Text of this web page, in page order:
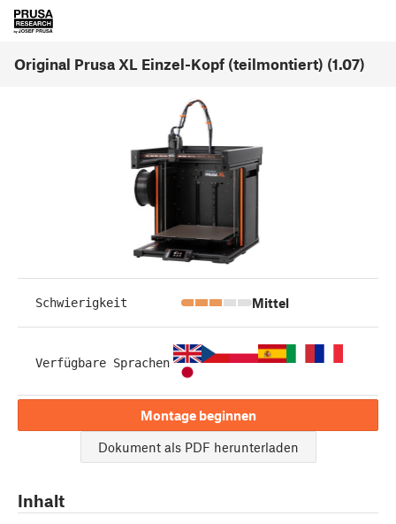
Original Prusa XL Einzel-Kopf (teilmontiert) (1.07)
Schwierigkeit Mittel
Verfügbare Sprachen
Montage beginnen
Dokument als PDF herunterladen
Inhalt